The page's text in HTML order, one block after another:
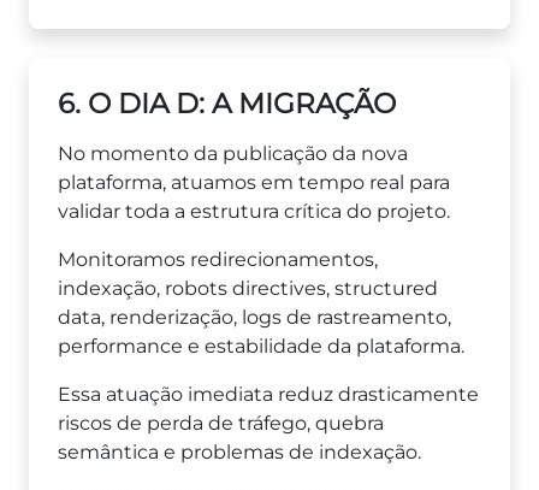
6. O DIA D: A MIGRAÇÃO
No momento da publicação da nova
plataforma, atuamos em tempo real para
validar toda a estrutura crítica do projeto.
Monitoramos redirecionamentos,
indexação, robots directives, structured
data, renderização, logs de rastreamento,
performance e estabilidade da plataforma.
Essa atuação imediata reduz drasticamente
riscos de perda de tráfego, quebra
semântica e problemas de indexação.